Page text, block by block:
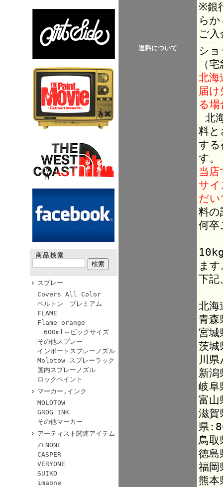
商品検索
スプレー
Covers All Color
ベルトン プレミアム
FLAME
Flame orange
600ml～ビックサイズ
その他スプレー
インポートスプレーノズル
Molotow スプレーラック
国内スプレーノズル
ロックペイント
マーカー,インク
MOLOTOW
GROG INK
その他マーカー
アーティスト関連アイテム
ZENONE
CASPER
VERYONE
SUIKO
imaone
※銀
ら
ご
送料について
シ
（
北海
届
る
北
料と
する
す。
当
サ
だ
料の
何卒
ま
下記
北海
青
宮
茨
川
新
岐
富
滋
県
鳥
徳
福
熊